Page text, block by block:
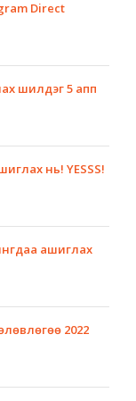
Direct
шилдэг 5 апп
нь! YESSS!
ашиглах
2022